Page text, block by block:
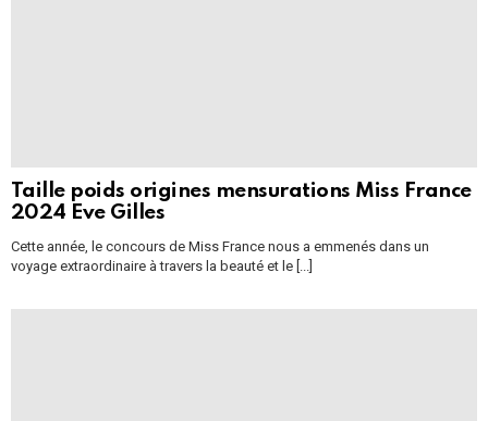
Taille poids origines mensurations Miss France
2024 Eve Gilles
Cette année, le concours de Miss France nous a emmenés dans un
voyage extraordinaire à travers la beauté et le [...]